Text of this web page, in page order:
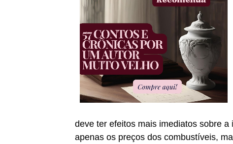
deve ter efeitos mais imediatos sobre
apenas os preços dos combustíveis,